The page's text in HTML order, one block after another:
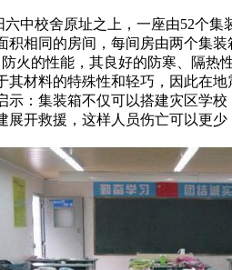
中校舍原址之上，一座由52个
相同的房间，每间房由两个集
火的性能，其良好的防寒、隔
材料的特殊性和轻巧，因此在
：集装箱不仅可以搭建灾区学
开救援，这样人员伤亡可以更少